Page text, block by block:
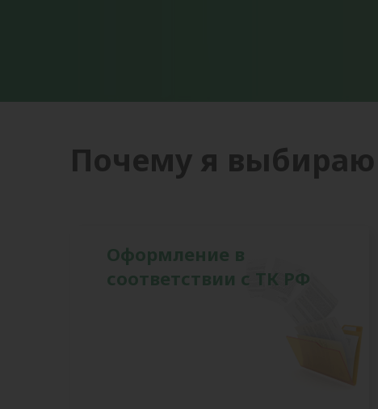
Почему я выбираю
Оформление в
соответствии с ТК РФ